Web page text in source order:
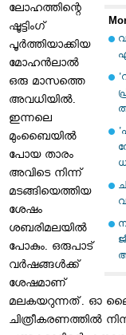
ലോഹത്തിന്റെ
ഷൂട്ടിംഗ്
പൂര്‍ത്തിയാക്കിയ
മോഹന്‍ലാല്‍
ഒരു മാസത്തെ
അവധിയില്‍.
ഇന്നലെ
മുംബൈയില്‍
പോയ താരം
അവിടെ നിന്ന്
മടങ്ങിയെത്തിയ
ശേഷം
ശബരിമലയില്‍
പോകും. ഒരുപാട്
വര്‍ഷങ്ങള്‍ക്ക്
ശേഷമാണ്
മലകയറുന്നത്. ഓ
ചിത്രീകരണത്തില്‍